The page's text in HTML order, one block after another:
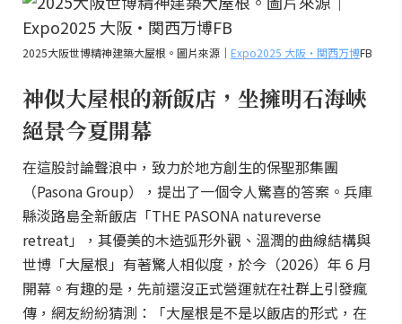
2025大阪世博精神建築大屋根。圖片來源｜ Expo2025 大阪・関西万博FB
神似大屋根的新飯店，坐擁明石海峽
絕景今夏開幕
在這股討論聲浪中，致力於地方創生的保聖那集團
（Pasona Group），提出了一個令人驚喜的答案。兵庫
縣淡路島全新飯店「THE PASONA natureverse
retreat」，其優美的木造弧形外觀、溫潤的曲線結構與
世博「大屋根」有著驚人相似度，於今（2026）年 6 月
開幕。有趣的是，先前還沒正式營運就在社群上引發瘋
傳，網友紛紛猜測：「大屋根是不是以飯店的形式，在